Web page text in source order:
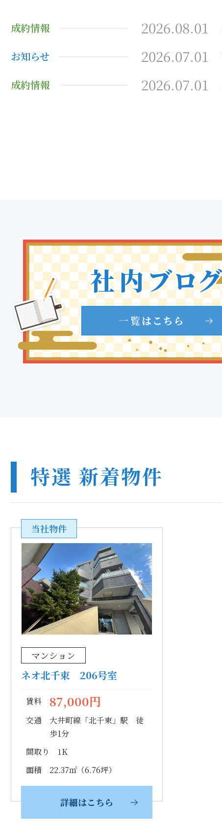
成約情報 2026.08.01
お知らせ 2026.07.01
成約情報 2026.07.01
特選 新着物件
当社物件
マンション
ネオ北千束 206号室
賃料 87,000円
交通
大井町線「北千束」駅 徒
歩1分
間取り
1K
面積
22.37㎡（6.76坪）
詳細はこちら